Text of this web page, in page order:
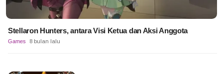
Stellaron Hunters, antara Visi Ketua dan Aksi Anggota
Games 8 bulan lalu